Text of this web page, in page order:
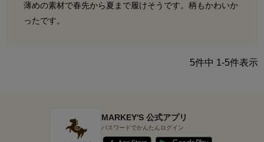
薄めの素材で春先から夏まで履けそうです。柄もかわいか
ったです。
5件中 1-5件表示
MARKEY'S 公式アプリ
パスワードでかんたんログイン